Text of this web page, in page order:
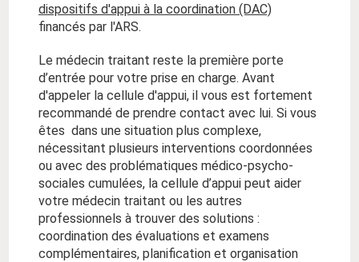
dispositifs d'appui à la coordination (DAC)
financés par l'ARS.
Le médecin traitant reste la première porte
d’entrée pour votre prise en charge. Avant
d'appeler la cellule d'appui, il vous est fortement
recommandé de prendre contact avec lui. Si vous
êtes dans une situation plus complexe,
nécessitant plusieurs interventions coordonnées
ou avec des problématiques médico-psycho-
sociales cumulées, la cellule d’appui peut aider
votre médecin traitant ou les autres
professionnels à trouver des solutions :
coordination des évaluations et examens
complémentaires, planification et organisation